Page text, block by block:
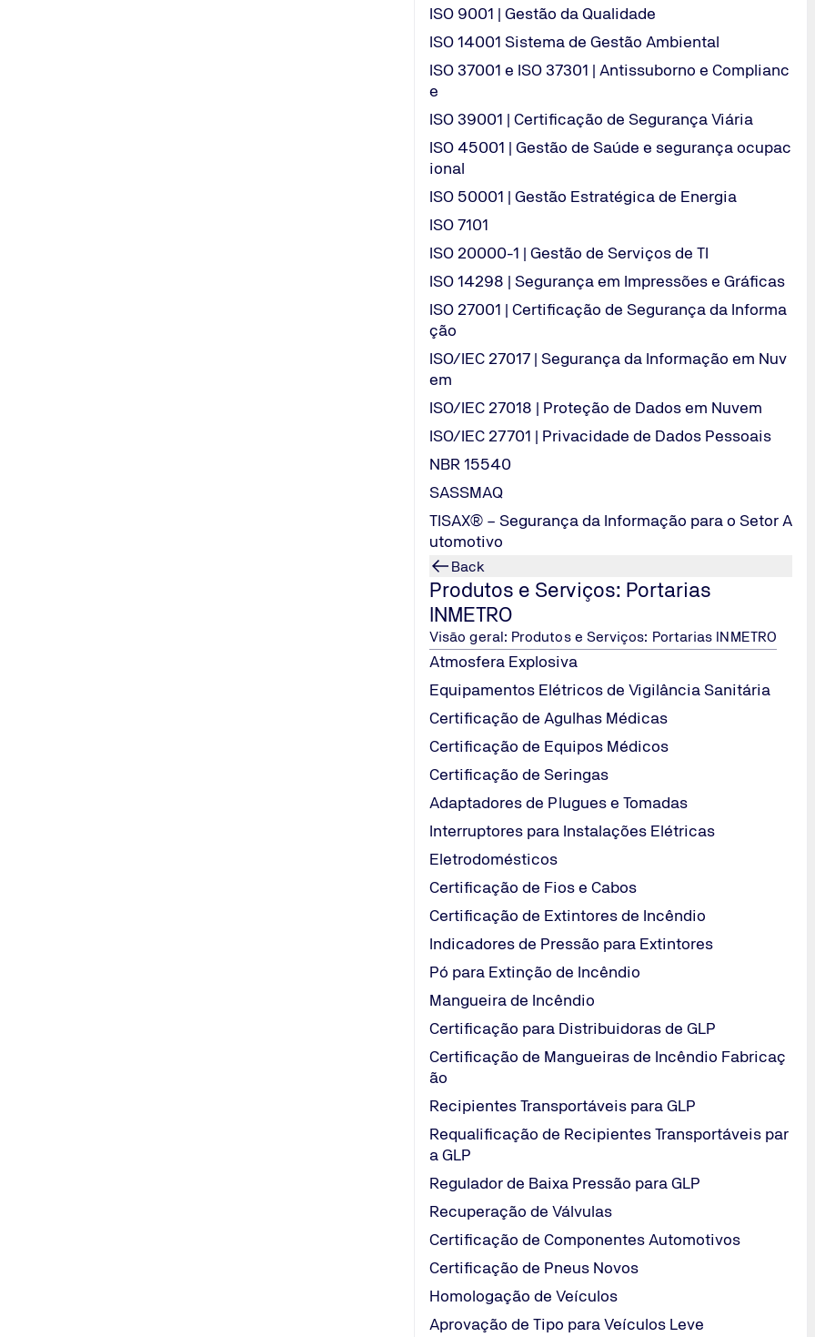
ISO 9001 | Gestão da Qualidade
ISO 14001 Sistema de Gestão Ambiental
ISO 37001 e ISO 37301 | Antissuborno e Complianc
e
ISO 39001 | Certificação de Segurança Viária
ISO 45001 | Gestão de Saúde e segurança ocupac
ional
ISO 50001 | Gestão Estratégica de Energia
ISO 7101
ISO 20000-1 | Gestão de Serviços de TI
ISO 14298 | Segurança em Impressões e Gráficas
ISO 27001 | Certificação de Segurança da Informa
ção
ISO/IEC 27017 | Segurança da Informação em Nuv
em
ISO/IEC 27018 | Proteção de Dados em Nuvem
ISO/IEC 27701 | Privacidade de Dados Pessoais
NBR 15540
SASSMAQ
TISAX® – Segurança da Informação para o Setor A
utomotivo
Back
Produtos e Serviços: Portarias
INMETRO
Visão geral: Produtos e Serviços: Portarias INMETRO
Atmosfera Explosiva
Equipamentos Elétricos de Vigilância Sanitária
Certificação de Agulhas Médicas
Certificação de Equipos Médicos
Certificação de Seringas
Adaptadores de Plugues e Tomadas
Interruptores para Instalações Elétricas
Eletrodomésticos
Certificação de Fios e Cabos
Certificação de Extintores de Incêndio
Indicadores de Pressão para Extintores
Pó para Extinção de Incêndio
Mangueira de Incêndio
Certificação para Distribuidoras de GLP
Certificação de Mangueiras de Incêndio Fabricaç
ão
Recipientes Transportáveis para GLP
Requalificação de Recipientes Transportáveis par
a GLP
Regulador de Baixa Pressão para GLP
Recuperação de Válvulas
Certificação de Componentes Automotivos
Certificação de Pneus Novos
Homologação de Veículos
Aprovação de Tipo para Veículos Leve
ensaios em amostras coletadas diretamente no fabricante e auditoria do Sistema de Gestão da
ensaios periódicos em novas amostras e auditorias de acompanhamento do Sistema de
, fortalecendo a confiança dos fabricantes e consumidores.
Como o
empresa obtenha
auditorias de
Preencha o formulário abaixo e fale com nossos especialistas.
Os campos marcados com um asterisco (*) devem ser preenchidos.
Descreva o produto que deseja certificar. Seja específico quanto ao modelo ou referência.